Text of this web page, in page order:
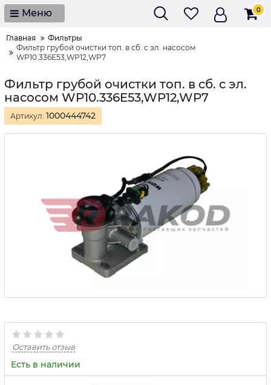
Меню 0
Главная
Фильтры
Фильтр грубой очистки топ. в сб. с эл. насосом
WP10.336E53,WP12,WP7
Фильтр грубой очистки топ. в сб. с эл.
насосом WP10.336E53,WP12,WP7
Артикул: 1000444742
Оставить отзыв
Есть в наличии